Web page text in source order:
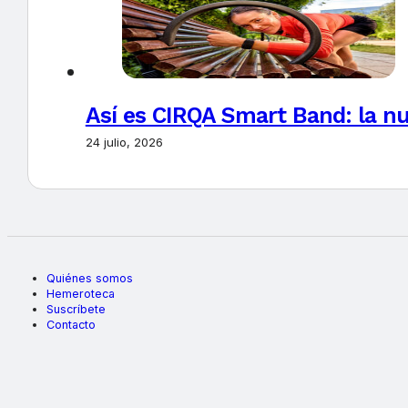
Así es CIRQA Smart Band: la
24 julio, 2026
Quiénes somos
Hemeroteca
Suscríbete
Contacto